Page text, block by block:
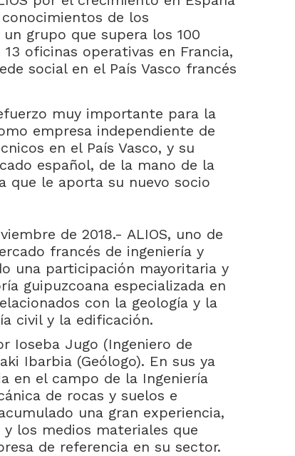
de los
grupo que supera los 100
oficinas operativas en Francia,
social en el País Vasco francés
muy importante para la
empresa independiente de
en el País Vasco, y su
español, de la mano de la
que le aporta su nuevo socio
de 2018.- ALIOS, uno de
francés de ingeniería y
una participación mayoritaria y
guipuzcoana especializada en
con la geología y la
civil y la edificación.
Ioseba Jugo (Ingeniero de
Ibarbia (Geólogo). En sus ya
en el campo de la Ingeniería
de rocas y suelos e
una gran experiencia,
los medios materiales que
de referencia en su sector.